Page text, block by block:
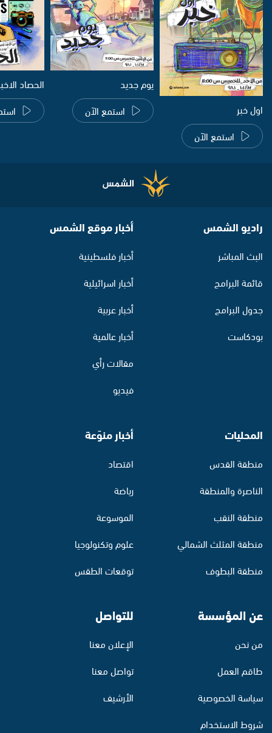
اول خبر
استمع الآن
يوم جديد
استمع الآن
الحصاد
راديو الشمس
البث المباشر
قائمة البرامج
جدول البرامج
بودكاست
أخبار موقع الشمس
أخبار فلسطينية
أخبار اسرائيلية
أخبار عربية
أخبار عالمية
مقالات رأي
فيديو
المحليات
منطقة القدس
الناصرة والمنطقة
منطقة النقب
منطقة المثلث الشمالي
منطقة البطوف
أخبار منوّعة
اقتصاد
رياضة
الموسوعة
علوم وتكنولوجيا
توقعات الطقس
عن المؤسسة
من نحن
طاقم العمل
سياسة الخصوصية
شروط الاستخدام
للتواصل
الإعلان معنا
تواصل معنا
الأرشيف